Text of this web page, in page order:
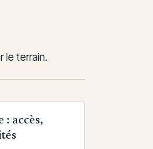
le terrain.
: accès,